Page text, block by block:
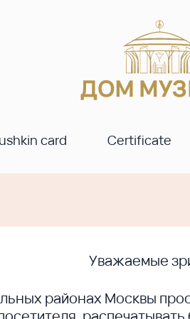
card Certificate
Уважаемые
районах Москвы